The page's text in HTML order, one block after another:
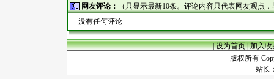
网友评论：
（只显示最新10条。评论内容只代表网友观点
没有任何评论
|设为首页|加入收
版权所有
站长